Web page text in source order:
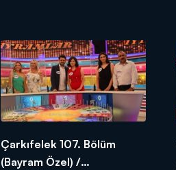
Çarkıfelek 107. Bölüm
(Bayram Özel) /